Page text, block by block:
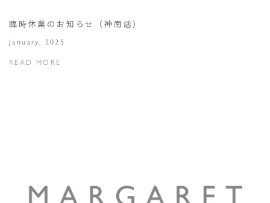
臨時休業のお知らせ（神南店）
January, 2025
READ MORE